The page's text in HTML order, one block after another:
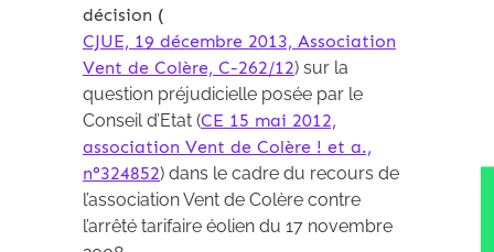
décision (
CJUE, 19 décembre 2013, Association
Vent de Colère, C-262/12) sur la
question préjudicielle posée par le
Conseil d’Etat (CE 15 mai 2012,
association Vent de Colère ! et a.,
n°324852) dans le cadre du recours de
l’association Vent de Colère contre
l’arrêté tarifaire éolien du 17 novembre